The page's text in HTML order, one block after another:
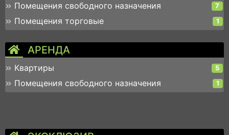
Помещения свободного назначения 7
Помещения торговые 1
АРЕНДА
Квартиры 5
Помещения свободного назначения 1